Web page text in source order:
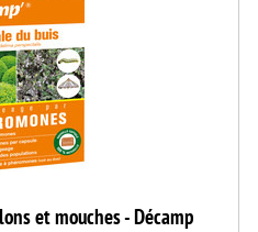
et mouches - Décamp